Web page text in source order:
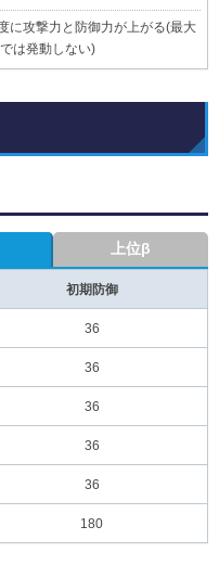
に攻撃力と防御力が上がる(最大
は発動しない)
上位β
初期防御
36
36
36
36
36
180